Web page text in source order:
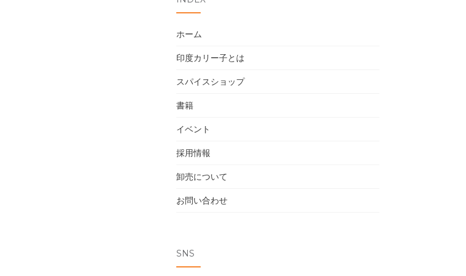
ホーム
印度カリー子とは
スパイスショップ
書籍
イベント
採用情報
卸売について
お問い合わせ
SNS